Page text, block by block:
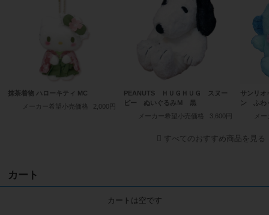
抹茶着物 ハローキティ MC
メーカー希望小売価格
2,000円
PEANUTS ＨＵＧＨＵＧ スヌー
ピー ぬいぐるみＭ 黒
メーカー希望小売価格
3,600円
サンリオ
ン ふわ
メ
すべてのおすすめ商品を見る
カート
カートは空です